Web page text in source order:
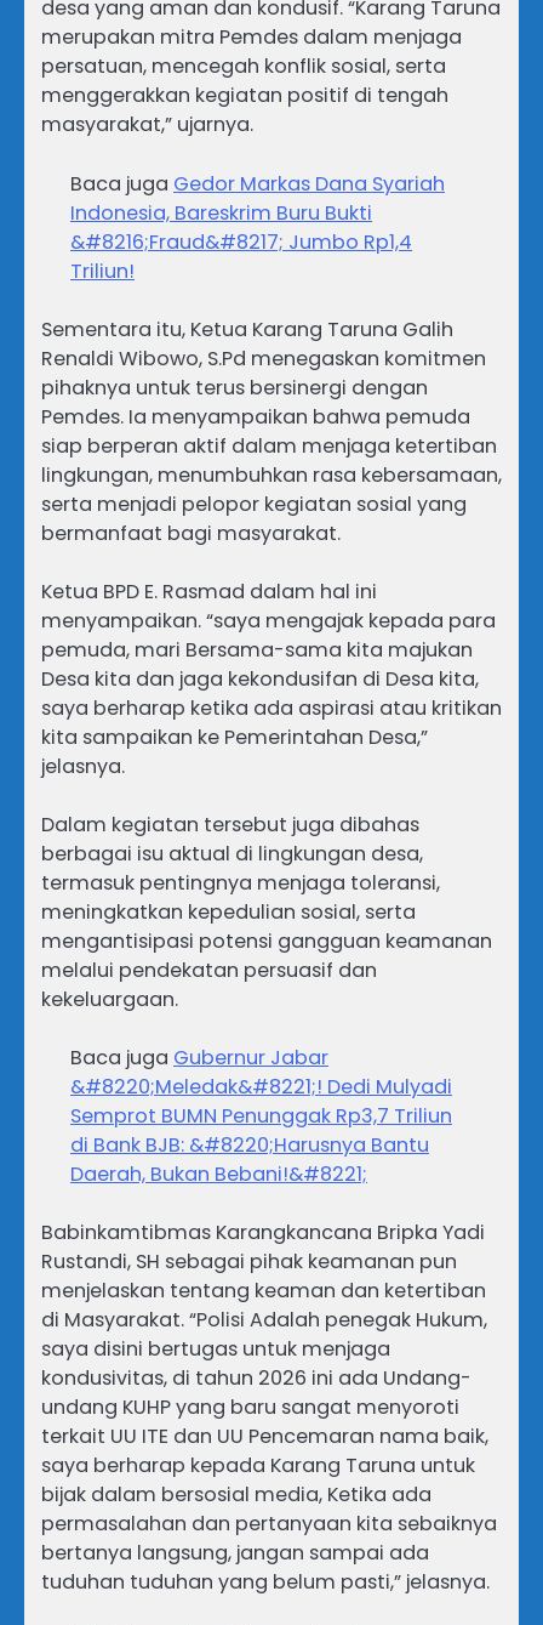
desa yang aman dan kondusif. “Karang Taruna
merupakan mitra Pemdes dalam menjaga
persatuan, mencegah konflik sosial, serta
menggerakkan kegiatan positif di tengah
masyarakat,” ujarnya.
Baca juga Gedor Markas Dana Syariah
Indonesia, Bareskrim Buru Bukti
&#8216;Fraud&#8217; Jumbo Rp1,4
Triliun!
Sementara itu, Ketua Karang Taruna Galih
Renaldi Wibowo, S.Pd menegaskan komitmen
pihaknya untuk terus bersinergi dengan
Pemdes. Ia menyampaikan bahwa pemuda
siap berperan aktif dalam menjaga ketertiban
lingkungan, menumbuhkan rasa kebersamaan,
serta menjadi pelopor kegiatan sosial yang
bermanfaat bagi masyarakat.
Ketua BPD E. Rasmad dalam hal ini
menyampaikan. “saya mengajak kepada para
pemuda, mari Bersama-sama kita majukan
Desa kita dan jaga kekondusifan di Desa kita,
saya berharap ketika ada aspirasi atau kritikan
kita sampaikan ke Pemerintahan Desa,”
jelasnya.
Dalam kegiatan tersebut juga dibahas
berbagai isu aktual di lingkungan desa,
termasuk pentingnya menjaga toleransi,
meningkatkan kepedulian sosial, serta
mengantisipasi potensi gangguan keamanan
melalui pendekatan persuasif dan
kekeluargaan.
Baca juga Gubernur Jabar
&#8220;Meledak&#8221;! Dedi Mulyadi
Semprot BUMN Penunggak Rp3,7 Triliun
di Bank BJB: &#8220;Harusnya Bantu
Daerah, Bukan Bebani!&#8221;
Babinkamtibmas Karangkancana Bripka Yadi
Rustandi, SH sebagai pihak keamanan pun
menjelaskan tentang keaman dan ketertiban
di Masyarakat. “Polisi Adalah penegak Hukum,
saya disini bertugas untuk menjaga
kondusivitas, di tahun 2026 ini ada Undang-
undang KUHP yang baru sangat menyoroti
terkait UU ITE dan UU Pencemaran nama baik,
saya berharap kepada Karang Taruna untuk
bijak dalam bersosial media, Ketika ada
permasalahan dan pertanyaan kita sebaiknya
bertanya langsung, jangan sampai ada
tuduhan tuduhan yang belum pasti,” jelasnya.